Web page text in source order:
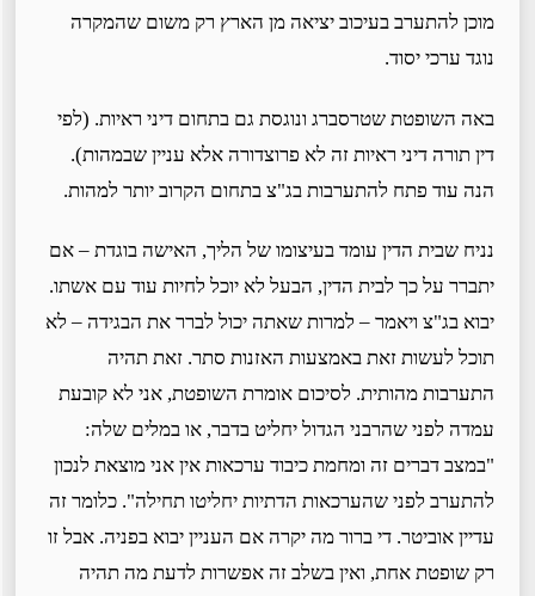
מוכן להתערב בעיכוב יציאה מן הארץ רק משום שהמקרה
נוגד ערכי יסוד.
באה השופטת שטרסברג ונוגסת גם בתחום דיני ראיות. (לפי
דין תורה דיני ראיות זה לא פרוצדורה אלא עניין שבמהות).
הנה עוד פתח להתערבות בג"צ בתחום הקרוב יותר למהות.
נניח שבית הדין עומד בעיצומו של הליך, האישה בוגדת – אם
יתברר על כך לבית הדין, הבעל לא יוכל לחיות עוד עם אשתו.
יבוא בג"צ ויאמר – למרות שאתה יכול לברר את הבגידה – לא
תוכל לעשות זאת באמצעות האזנות סתר. זאת תהיה
התערבות מהותית. לסיכום אומרת השופטת, אני לא קובעת
עמדה לפני שהרבני הגדול יחליט בדבר, או במלים שלה:
"במצב דברים זה ומחמת כיבוד ערכאות אין אני מוצאת לנכון
להתערב לפני שהערכאות הדתיות יחליטו תחילה". כלומר זה
עדיין אוביטר. די ברור מה יקרה אם העניין יבוא בפניה. אבל זו
רק שופטת אחת, ואין בשלב זה אפשרות לדעת מה תהיה